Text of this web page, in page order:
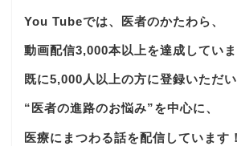
You Tubeでは、医者のかたわら、
動画配信3,000本以上を達成していま
既に5,000人以上の方に登録いただい
“医者の進路のお悩み”を中心に、
医療にまつわる話を配信しています！